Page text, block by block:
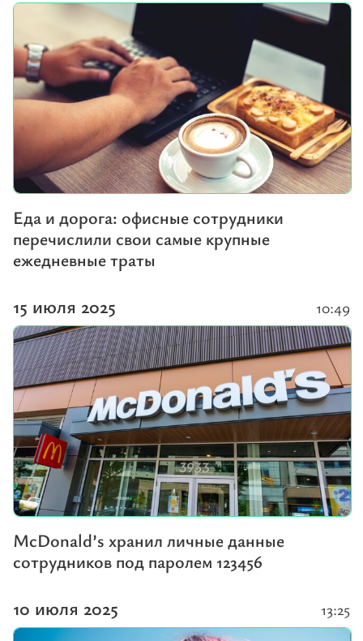
Еда и дорога: офисные сотрудники
перечислили свои самые крупные
ежедневные траты
15 июля 2025
McDonald’s хранил личные данные
сотрудников под паролем 123456
10:49
10 июля 2025 13:25